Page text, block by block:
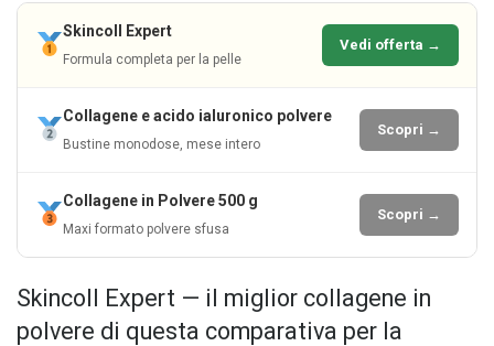
Skincoll Expert
Formula completa per la pelle
Vedi offerta →
Collagene e acido ialuronico polvere
Bustine monodose, mese intero
Scopri →
Collagene in Polvere 500 g
Maxi formato polvere sfusa
Scopri →
Skincoll Expert — il miglior collagene in
polvere di questa comparativa per la